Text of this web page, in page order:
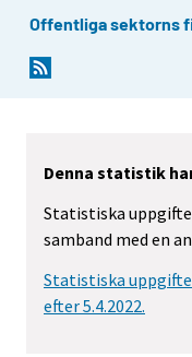
Offentliga sektorns
Denna statistik
Statistiska
samband med en
Statistiska
efter 5.4.2022.